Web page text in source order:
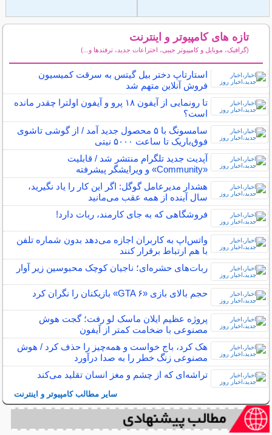
تازه های کامپیوتر و اینترنت
(گرافیک، موبایل و کامپیوتر جیبی، اختراعات جدید، ترفندها و...)
استارتاپ دختر بیل گیتس به سرقت کمیسیون
فروش آنلاین متهم شد
تا رونمایی از آیفون ۱۸ پرو و آیفون اولترا چقدر مانده
است؟
سامسونگ با ۵ محصول جدید آمد / از گوشی تاشوی
فوق‌باریک تا ساعت ۵۰۰۰ نیتی
آپدیت جدید تلگرام منتشر شد / قابلیت
«Community» و ویرایشگر پیشرفته
هشدار مدیرعامل گوگل: اگر این کار را یاد نگیرید،
سال آینده از همه عقب می‌مانید
فروشگاهی که به جای کارمند، ربات دارد!
واتس‌اپ به کاربران اجازه می‌دهد بدون شماره تلفن
با هم ارتباط برقرار کنند
ربات‌های حشره‌ای؛ ناجیان کوچک محبوسین زیر آوار
حجم بالای بازی «GTA ۶» بازیکنان را نگران کرد
پروژه عظیم ایلان ماسک لو رفت؛ گجت هوش
مصنوعی با ضخامت کمتر از آیفون
هک کرد، باج خواست و همه‌چیز را حذف کرد / هوش
مصنوعی زنگ خطر را به صدا درآورد
تراشه‌ای که از چشم و مغز انسان تقلید می‌کند
سایر مطالب کامپیوتر و اینترنت